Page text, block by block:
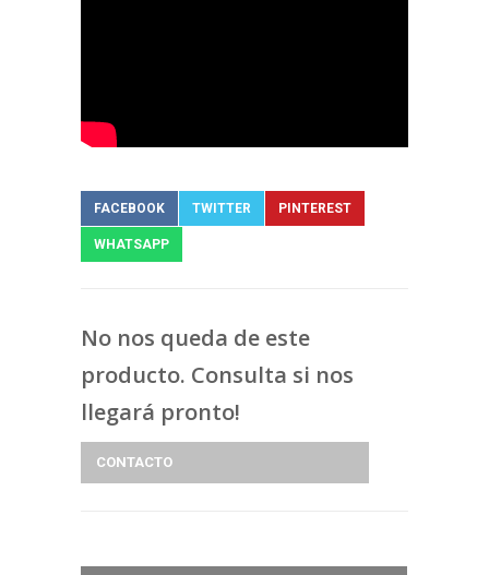
FACEBOOK TWITTER PINTEREST
WHATSAPP
No nos queda de este
producto. Consulta si nos
llegará pronto!
CONTACTO